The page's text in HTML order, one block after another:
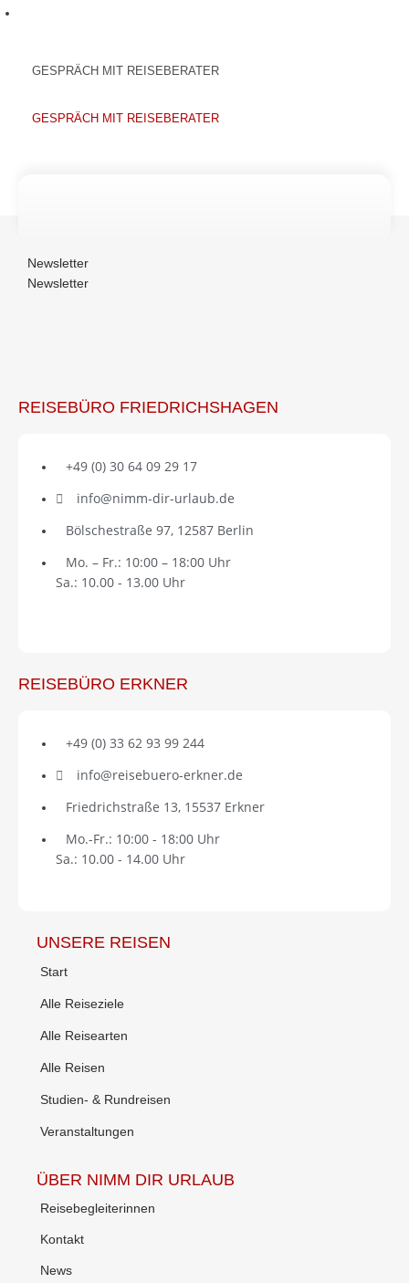
GESPRÄCH MIT REISEBERATER
GESPRÄCH MIT REISEBERATER
Newsletter
Newsletter
REISEBÜRO FRIEDRICHSHAGEN
+49 (0) 30 64 09 29 17
info@nimm-dir-urlaub.de
Bölschestraße 97, 12587 Berlin
Mo. – Fr.: 10:00 – 18:00 Uhr
Sa.: 10.00 - 13.00 Uhr
REISEBÜRO ERKNER
+49 (0) 33 62 93 99 244
info@reisebuero-erkner.de
Friedrichstraße 13, 15537 Erkner
Mo.-Fr.: 10:00 - 18:00 Uhr
Sa.: 10.00 - 14.00 Uhr
UNSERE REISEN
Start
Alle Reiseziele
Alle Reisearten
Alle Reisen
Studien- & Rundreisen
Veranstaltungen
ÜBER NIMM DIR URLAUB
Reisebegleiterinnen
Kontakt
News